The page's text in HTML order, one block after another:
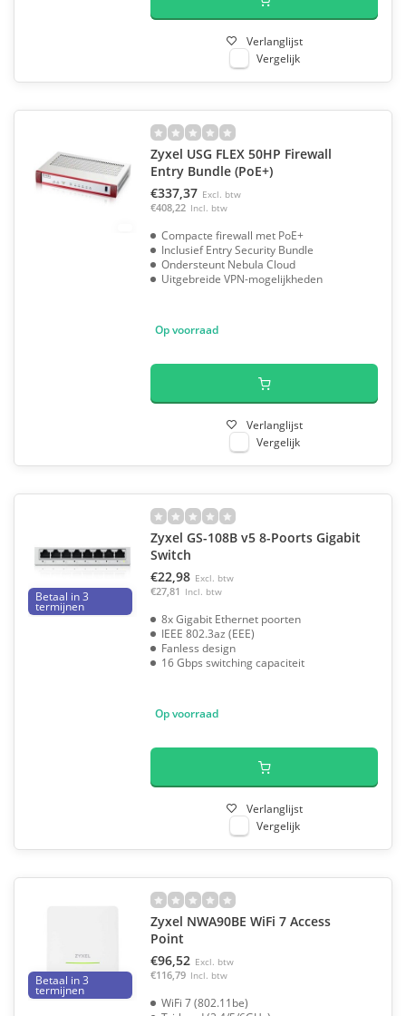
Verlanglijst
Vergelijk
Zyxel USG FLEX 50HP Firewall
Entry Bundle (PoE+)
€337,37 Excl. btw
€408,22 Incl. btw
Compacte firewall met PoE+
Inclusief Entry Security Bundle
Ondersteunt Nebula Cloud
Uitgebreide VPN-mogelijkheden
Op voorraad
Verlanglijst
Vergelijk
Betaal in 3
termijnen
Zyxel GS-108B v5 8-Poorts Gigabit
Switch
€22,98 Excl. btw
€27,81 Incl. btw
8x Gigabit Ethernet poorten
IEEE 802.3az (EEE)
Fanless design
16 Gbps switching capaciteit
Op voorraad
Verlanglijst
Vergelijk
Betaal in 3
termijnen
Zyxel NWA90BE WiFi 7 Access
Point
€96,52 Excl. btw
€116,79 Incl. btw
WiFi 7 (802.11be)